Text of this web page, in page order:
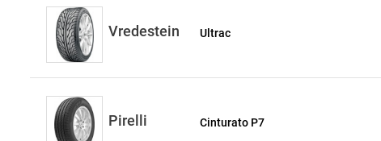
Vredestein Ultrac
Pirelli Cinturato P7